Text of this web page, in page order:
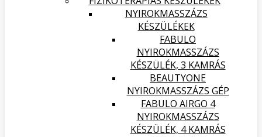
NYIROKMASSZÁZS
KÉSZÜLÉKEK
FABULO
NYIROKMASSZÁZS
KÉSZÜLÉK, 3 KAMRÁS
BEAUTYONE
NYIROKMASSZÁZS GÉP
FABULO AIRGO 4
NYIROKMASSZÁZS
KÉSZÜLÉK, 4 KAMRÁS